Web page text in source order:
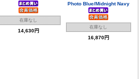
在庫なし
14,630円
Photo Blue/Midnight Navy
在庫なし
16,870円